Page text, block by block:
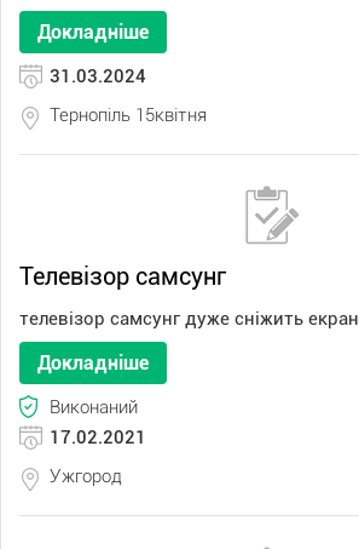
Докладніше
31.03.2024
Тернопіль 15квітня
Телевізор самсунг
телевізор самсунг дуже сніжить екран
Докладніше
Виконаний
17.02.2021
Ужгород